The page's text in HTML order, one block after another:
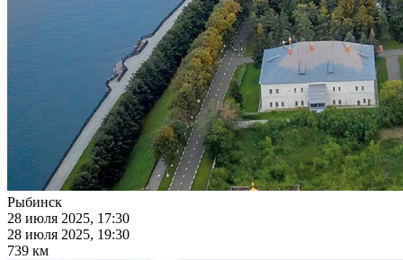
Рыбинск
28 июля 2025, 17:30
28 июля 2025, 19:30
739 км